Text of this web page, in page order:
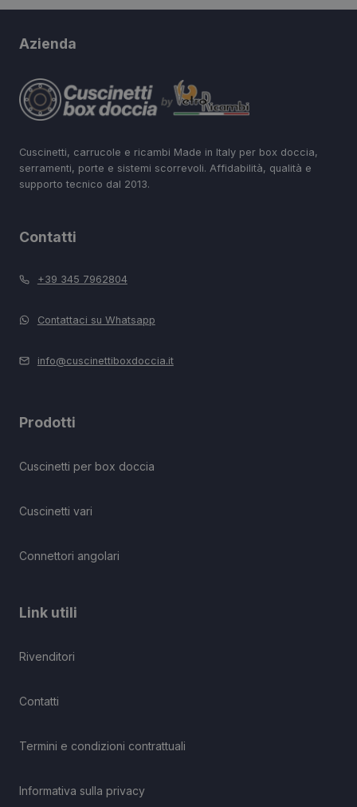
Azienda
Cuscinetti, carrucole e ricambi Made in Italy per box doccia,
serramenti, porte e sistemi scorrevoli. Affidabilità, qualità e
supporto tecnico dal 2013.
Contatti
+39 345 7962804
Contattaci su Whatsapp
info@cuscinettiboxdoccia.it
Prodotti
Cuscinetti per box doccia
Cuscinetti vari
Connettori angolari
Link utili
Rivenditori
Contatti
Termini e condizioni contrattuali
Informativa sulla privacy